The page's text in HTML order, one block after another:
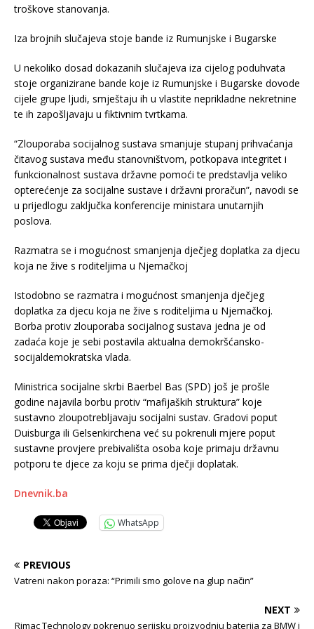
troškove stanovanja.
Iza brojnih slučajeva stoje bande iz Rumunjske i Bugarske
U nekoliko dosad dokazanih slučajeva iza cijelog poduhvata
stoje organizirane bande koje iz Rumunjske i Bugarske dovode
cijele grupe ljudi, smještaju ih u vlastite neprikladne nekretnine
te ih zapošljavaju u fiktivnim tvrtkama.
“Zlouporaba socijalnog sustava smanjuje stupanj prihvaćanja
čitavog sustava među stanovništvom, potkopava integritet i
funkcionalnost sustava državne pomoći te predstavlja veliko
opterećenje za socijalne sustave i državni proračun”, navodi se
u prijedlogu zaključka konferencije ministara unutarnjih
poslova.
Razmatra se i mogućnost smanjenja dječjeg doplatka za djecu
koja ne žive s roditeljima u Njemačkoj
Istodobno se razmatra i mogućnost smanjenja dječjeg
doplatka za djecu koja ne žive s roditeljima u Njemačkoj.
Borba protiv zlouporaba socijalnog sustava jedna je od
zadaća koje je sebi postavila aktualna demokršćansko-
socijaldemokratska vlada.
Ministrica socijalne skrbi Baerbel Bas (SPD) još je prošle
godine najavila borbu protiv “mafijaških struktura” koje
sustavno zloupotrebljavaju socijalni sustav. Gradovi poput
Duisburga ili Gelsenkirchena već su pokrenuli mjere poput
sustavne provjere prebivališta osoba koje primaju državnu
potporu te djece za koju se prima dječji doplatak.
Dnevnik.ba
WhatsApp
PREVIOUS
Vatreni nakon poraza: “Primili smo golove na glup način”
NEXT
Rimac Technology pokrenuo serijsku proizvodnju baterija za BMW i